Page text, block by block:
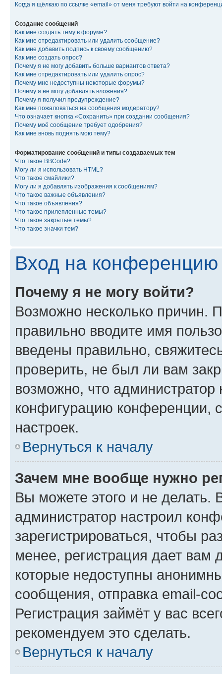
Когда я щёлкаю по ссылке «email» от меня требуют войти на
Создание сообщений
Как мне создать тему в форуме?
Как мне отредактировать или удалить сообщение?
Как мне добавить подпись к своему сообщению?
Как мне создать опрос?
Почему я не могу добавить больше вариантов ответа?
Как мне отредактировать или удалить опрос?
Почему мне недоступны некоторые форумы?
Почему я не могу добавлять вложения?
Почему я получил предупреждение?
Как мне пожаловаться на сообщения модератору?
Что означает кнопка «Сохранить» при создании сообщения?
Почему моё сообщение требует одобрения?
Как мне вновь поднять мою тему?
Форматирование сообщений и типы создаваемых тем
Что такое BBCode?
Могу ли я использовать HTML?
Что такое смайлики?
Могу ли я добавлять изображения к сообщениям?
Что такое важные объявления?
Что такое объявления?
Что такое прилепленные темы?
Что такое закрытые темы?
Что такое значки тем?
Вход на конференцию
Почему я не могу войти?
Возможно несколько причин.
правильно вводите имя
введены правильно,
проверить, не был ли вам
возможно, что администратор
конфигурацию конференции,
настроек.
Вернуться к началу
Зачем мне вообще нужно
Вы можете этого и не делать.
администратор настроил
зарегистрироваться, чтобы
менее, регистрация дает вам
которые недоступны
сообщения, отправка email-
Регистрация займёт у вас
рекомендуем это сделать.
Вернуться к началу